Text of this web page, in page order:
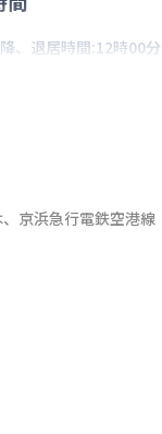
、退居時間:12時00分
、 京浜急行電鉄空港線